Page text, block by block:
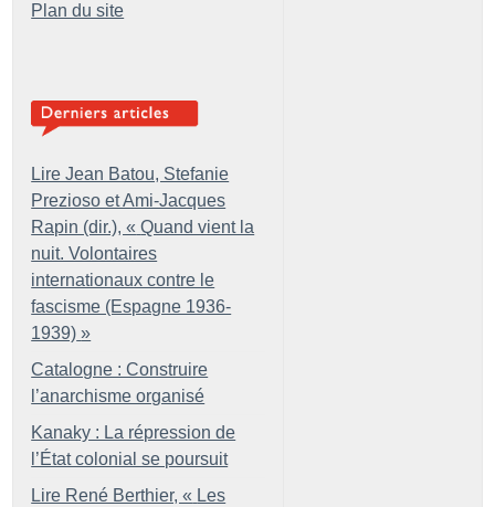
Plan du site
Lire Jean Batou, Stefanie
Prezioso et Ami-Jacques
Rapin (dir.), « Quand vient la
nuit. Volontaires
internationaux contre le
fascisme (Espagne 1936-
1939) »
Catalogne : Construire
l’anarchisme organisé
Kanaky : La répression de
l’État colonial se poursuit
Lire René Berthier, « Les